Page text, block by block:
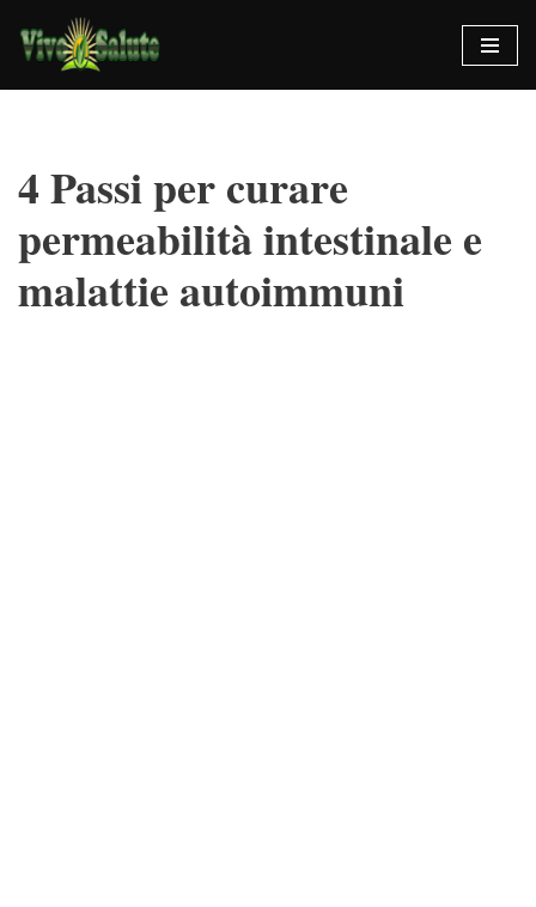
Vai
al
4 Passi per curare
permeabilità intestinale e
malattie autoimmuni